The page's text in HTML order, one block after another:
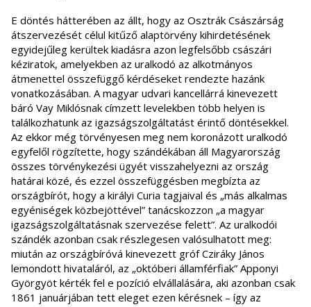
E döntés hátterében az állt, hogy az Osztrák Császárság
átszervezését célul kitűző alaptörvény kihirdetésének
egyidejűleg kerültek kiadásra azon legfelsőbb császári
kéziratok, amelyekben az uralkodó az alkotmányos
átmenettel összefüggő kérdéseket rendezte hazánk
vonatkozásában. A magyar udvari kancellárrá kinevezett
báró Vay Miklósnak címzett levelekben több helyen is
találkozhatunk az igazságszolgáltatást érintő döntésekkel.
Az ekkor még törvényesen meg nem koronázott uralkodó
egyfelől rögzítette, hogy szándékában áll Magyarország
összes törvénykezési ügyét visszahelyezni az ország
határai közé, és ezzel összefüggésben megbízta az
országbírót, hogy a királyi Curia tagjaival és „más alkalmas
egyéniségek közbejöttével” tanácskozzon „a magyar
igazságszolgáltatásnak szervezése felett”. Az uralkodói
szándék azonban csak részlegesen valósulhatott meg:
miután az országbíróvá kinevezett gróf Cziráky János
lemondott hivataláról, az „októberi államférfiak” Apponyi
Györgyöt kérték fel e pozíció elvállalására, aki azonban csak
1861 januárjában tett eleget ezen kérésnek – így az